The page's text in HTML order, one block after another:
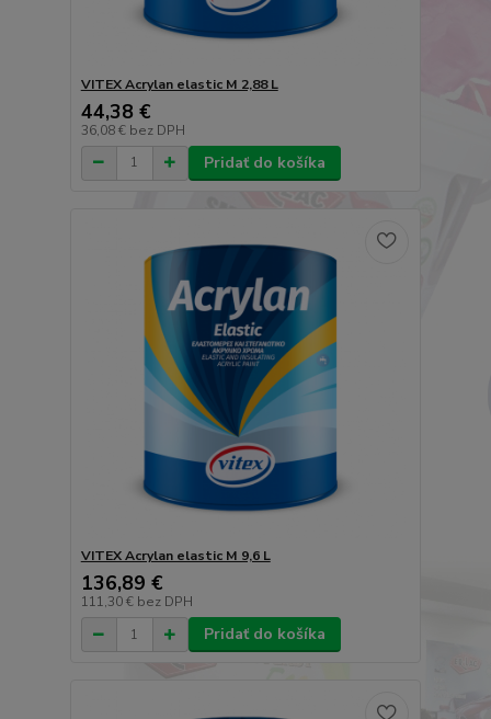
VITEX Acrylan elastic M 2,88 L
44,38 €
36,08 € bez DPH
Pridať do košíka
VITEX Acrylan elastic M 9,6 L
136,89 €
111,30 € bez DPH
Pridať do košíka